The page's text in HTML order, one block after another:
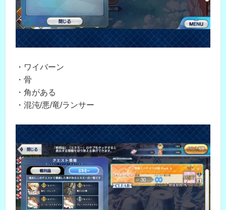
・ワイバーン
・骨
・角がある
・混沌/悪/竜/ランサー